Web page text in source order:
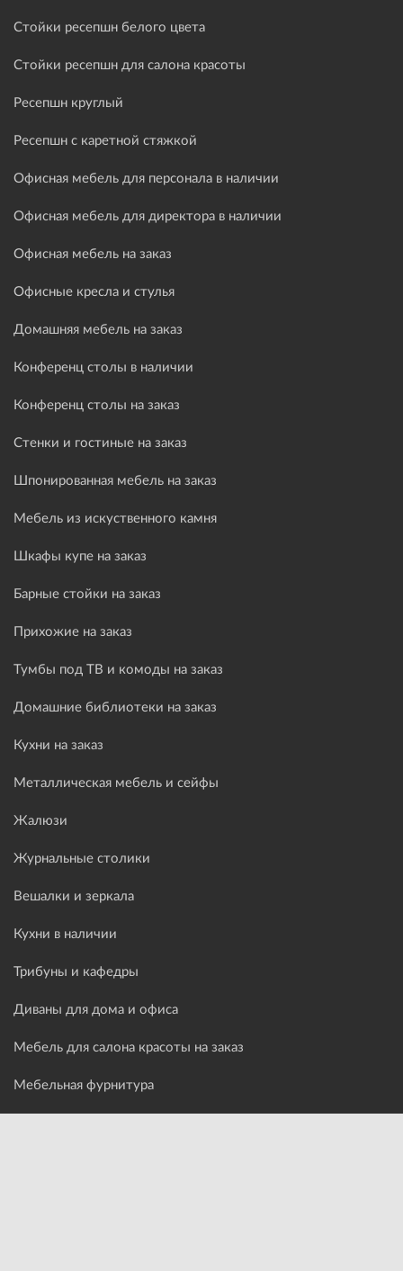
Стойки ресепшн белого цвета
Стойки ресепшн для салона красоты
Ресепшн круглый
Ресепшн с каретной стяжкой
Офисная мебель для персонала в наличии
Офисная мебель для директора в наличии
Офисная мебель на заказ
Офисные кресла и стулья
Домашняя мебель на заказ
Конференц столы в наличии
Конференц столы на заказ
Стенки и гостиные на заказ
Шпонированная мебель на заказ
Мебель из искуственного камня
Шкафы купе на заказ
Барные стойки на заказ
Прихожие на заказ
Тумбы под ТВ и комоды на заказ
Домашние библиотеки на заказ
Кухни на заказ
Металлическая мебель и сейфы
Жалюзи
Журнальные столики
Вешалки и зеркала
Кухни в наличии
Трибуны и кафедры
Диваны для дома и офиса
Мебель для салона красоты на заказ
Мебельная фурнитура